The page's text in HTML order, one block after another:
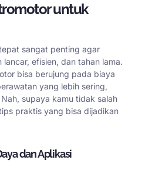
untuk
sangat penting agar
efisien, dan tahan lama.
bisa berujung pada biaya
yang lebih sering,
supaya kamu tidak salah
praktis yang bisa dijadikan
dan Aplikasi